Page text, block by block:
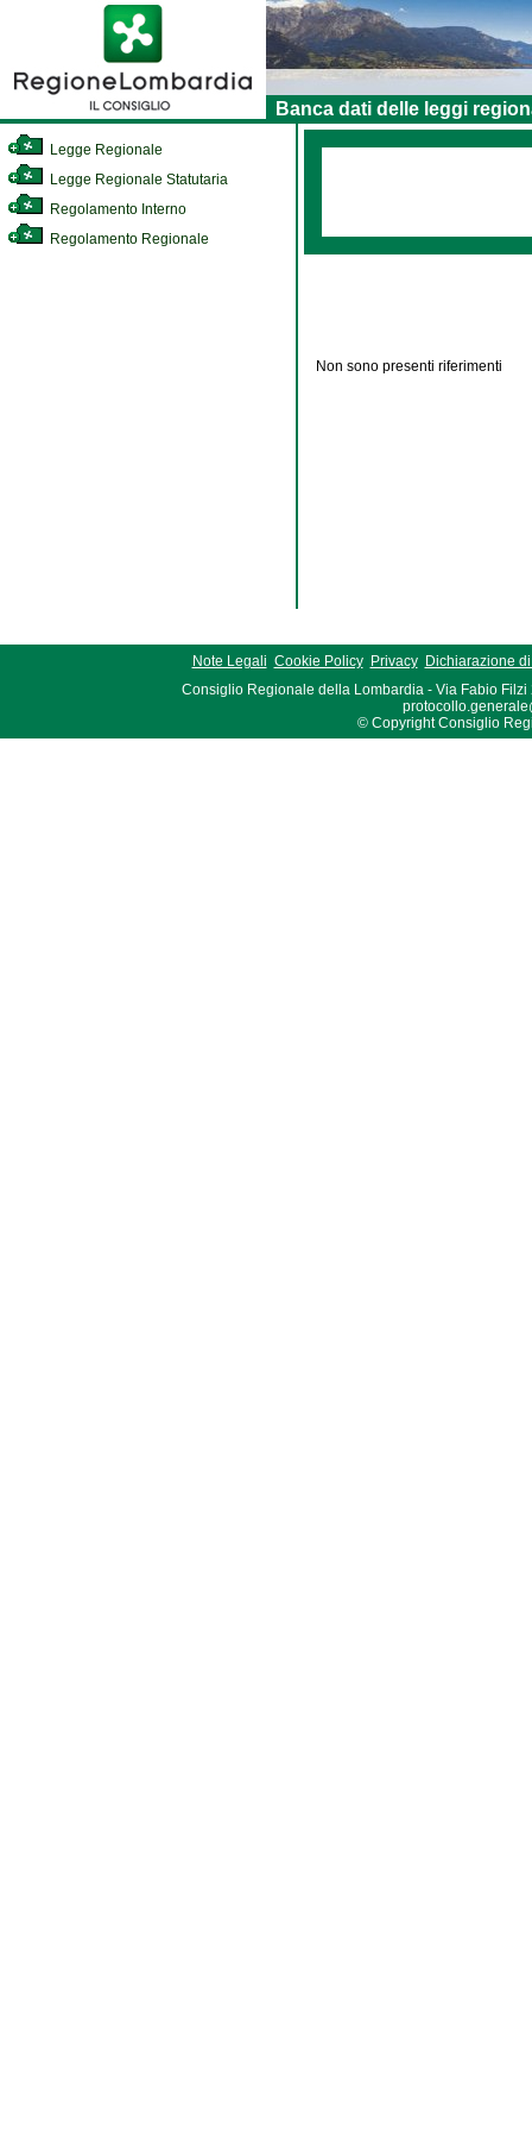
Banca dati delle leggi
Legge Regionale
Legge Regionale Statutaria
Regolamento Interno
Regolamento Regionale
Non sono presenti riferimenti
Note Legali Cookie Policy Privacy
Dichiarazione
Consiglio Regionale della Lombardia - Via Fabio Filzi
© Copyright Consiglio